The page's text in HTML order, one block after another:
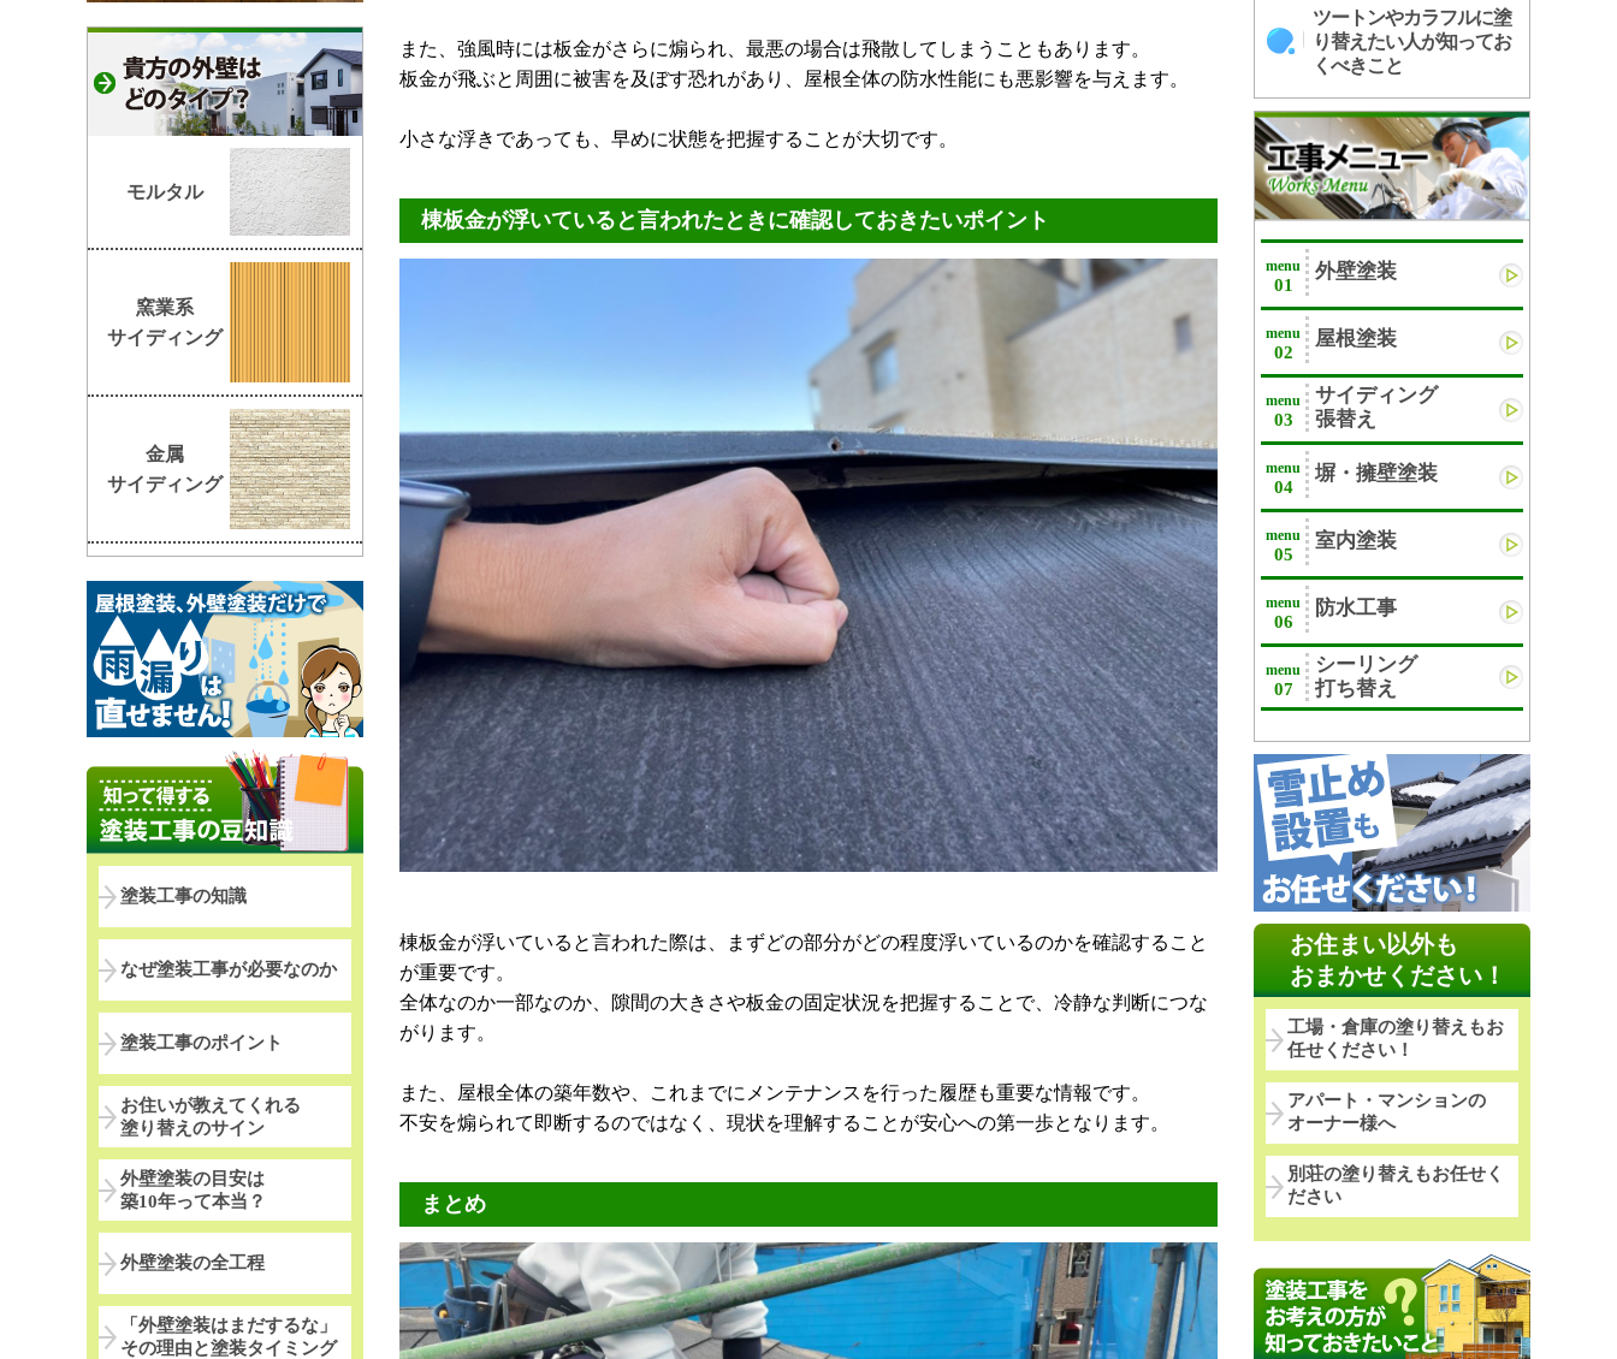
また、強風時には板金がさらに煽られ、最悪の場合は飛散してしまうこともあります。
板金が飛ぶと周囲に被害を及ぼす恐れがあり、屋根全体の防水性能にも悪影響を与えます。
小さな浮きであっても、早めに状態を把握することが大切です。
棟板金が浮いていると言われたときに確認しておきたいポイント
棟板金が浮いていると言われた際は、まずどの部分がどの程度浮いているのかを確認すること
が重要です。
全体なのか一部なのか、隙間の大きさや板金の固定状況を把握することで、冷静な判断につな
がります。
また、屋根全体の築年数や、これまでにメンテナンスを行った履歴も重要な情報です。
不安を煽られて即断するのではなく、現状を理解することが安心への第一歩となります。
まとめ
ツートンやカラフルに塗
り替えたい人が知ってお
くべきこと
menu
01
外壁塗装
menu
02
屋根塗装
menu
03
サイディング
張替え
menu
04
塀・擁壁塗装
menu
05
室内塗装
menu
06
防水工事
menu
07
シーリング
打ち替え
お住まい以外も
おまかせください！
工場・倉庫の塗り替えもお
任せください！
アパート・マンションの
オーナー様へ
別荘の塗り替えもお任せく
ださい
モルタル
窯業系
サイディング
金属
サイディング
塗装工事の知識
なぜ塗装工事が必要なのか
塗装工事のポイント
お住いが教えてくれる
塗り替えのサイン
外壁塗装の目安は
築10年って本当？
外壁塗装の全工程
「外壁塗装はまだするな」
その理由と塗装タイミング